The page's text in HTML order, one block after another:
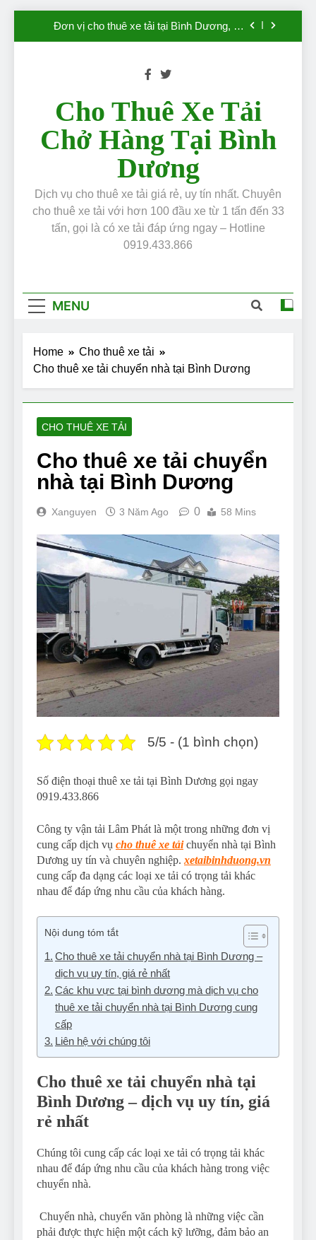
Đơn vị cho thuê xe tải tại Bình Dương, an
Kết Giữ Nguyên Giá Cho Thuê Xe Tải, Đồng
Hành Cùng Doanh Nghiệp
Bình Dương: khi mỗi chuyến xe tải là một
“Mắt Xích” sống còn của doanh nghiệp.
Đơn vị cho thuê xe tải tại Bình Dương, an
toàn, uy tín, chuyên nghiệp, giá chỉ từ 300k
Dịch vụ cho thuê xe tải uy tín, giá rẻ số # 1
Việt Nam
Cho Thuê Xe Tải
Chở Hàng Tại Bình
Dương
Dịch vụ cho thuê xe tải giá rẻ, uy tín nhất. Chuyên
cho thuê xe tải với hơn 100 đầu xe từ 1 tấn đến 33
tấn, gọi là có xe tải đáp ứng ngay – Hotline
0919.433.866
MENU
Home
Cho thuê xe tải
Cho thuê xe tải chuyển nhà tại Bình Dương
CHO THUÊ XE TẢI
Cho thuê xe tải chuyển
nhà tại Bình Dương
Xanguyen 3 Năm Ago 0 58 Mins
5/5 - (1 bình chọn)
Số điện thoại thuê xe tải tại Bình Dương gọi ngay
0919.433.866
Công ty vận tải Lâm Phát là một trong những đơn vị
cung cấp dịch vụ cho thuê xe tảichuyển nhà tại Bình
Dương uy tín và chuyên nghiệp. xetaibinhduong.vn
cung cấp đa dạng các loại xe tải có trọng tải khác
nhau để đáp ứng nhu cầu của khách hàng.
Nội dung tóm tắt
Cho thuê xe tải chuyển nhà tại Bình Dương –
dịch vụ uy tín, giá rẻ nhất
Các khu vực tại bình dương mà dịch vụ cho
thuê xe tải chuyển nhà tại Bình Dương cung
cấp
Liên hệ với chúng tôi
Cho thuê xe tải chuyển nhà tại
Bình Dương – dịch vụ uy tín, giá
rẻ nhất
Chúng tôi cung cấp các loại xe tải có trọng tải khác
nhau để đáp ứng nhu cầu của khách hàng trong việc
chuyển nhà.
Chuyển nhà, chuyển văn phòng là những việc cần
phải được thực hiện một cách kỹ lưỡng, đảm bảo an